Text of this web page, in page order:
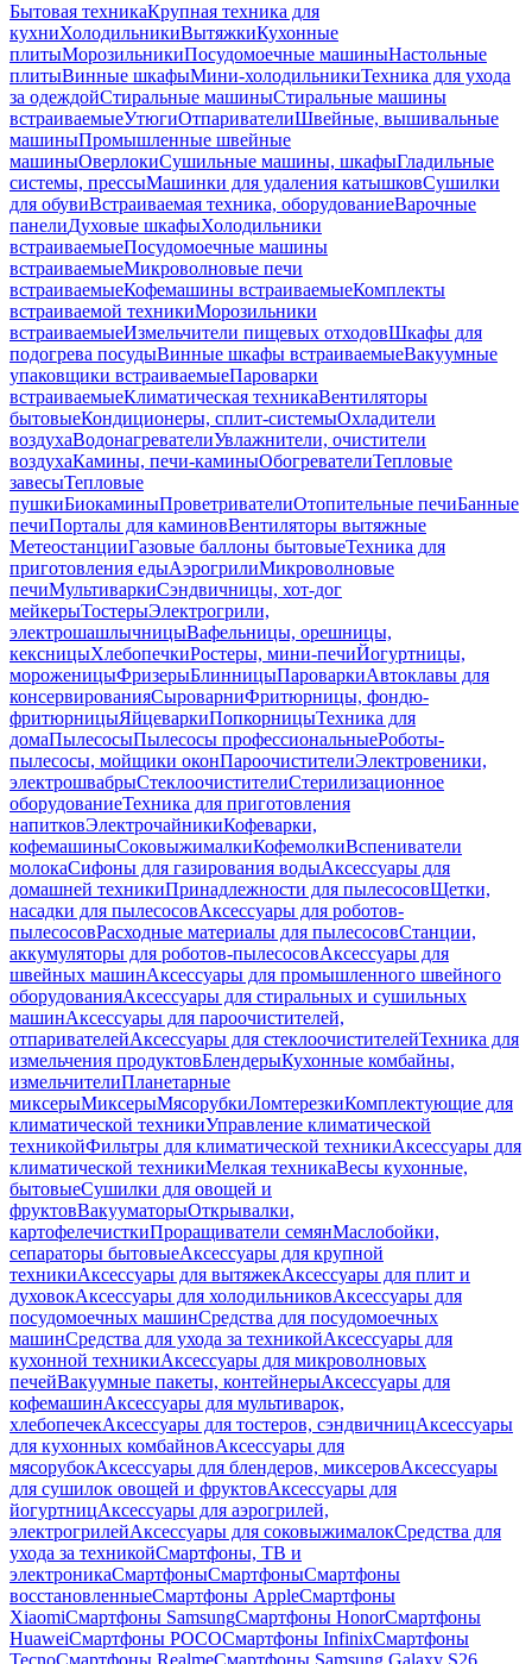
Бытовая техникаКрупная техника для
кухниХолодильникиВытяжкиКухонные
плитыМорозильникиПосудомоечные машиныНастольные
плитыВинные шкафыМини-холодильникиТехника для ухода
за одеждойСтиральные машиныСтиральные машины
встраиваемыеУтюгиОтпаривателиШвейные, вышивальные
машиныПромышленные швейные
машиныОверлокиСушильные машины, шкафыГладильные
системы, прессыМашинки для удаления катышковСушилки
для обувиВстраиваемая техника, оборудованиеВарочные
панелиДуховые шкафыХолодильники
встраиваемыеПосудомоечные машины
встраиваемыеМикроволновые печи
встраиваемыеКофемашины встраиваемыеКомплекты
встраиваемой техникиМорозильники
встраиваемыеИзмельчители пищевых отходовШкафы для
подогрева посудыВинные шкафы встраиваемыеВакуумные
упаковщики встраиваемыеПароварки
встраиваемыеКлиматическая техникаВентиляторы
бытовыеКондиционеры, сплит-системыОхладители
воздухаВодонагревателиУвлажнители, очистители
воздухаКамины, печи-каминыОбогревателиТепловые
завесыТепловые
пушкиБиокаминыПроветривателиОтопительные печиБанные
печиПорталы для каминовВентиляторы вытяжные
МетеостанцииГазовые баллоны бытовыеТехника для
приготовления едыАэрогрилиМикроволновые
печиМультиваркиСэндвичницы, хот-дог
мейкерыТостерыЭлектрогрили,
электрошашлычницыВафельницы, орешницы,
кексницыХлебопечкиРостеры, мини-печиЙогуртницы,
мороженицыФризерыБлинницыПароваркиАвтоклавы для
консервированияСыроварниФритюрницы, фондю-
фритюрницыЯйцеваркиПопкорницыТехника для
домаПылесосыПылесосы профессиональныеРоботы-
пылесосы, мойщики оконПароочистителиЭлектровеники,
электрошвабрыСтеклоочистителиСтерилизационное
оборудованиеТехника для приготовления
напитковЭлектрочайникиКофеварки,
кофемашиныСоковыжималкиКофемолкиВспениватели
молокаСифоны для газирования водыАксессуары для
домашней техникиПринадлежности для пылесосовЩетки,
насадки для пылесосовАксессуары для роботов-
пылесосовРасходные материалы для пылесосовСтанции,
аккумуляторы для роботов-пылесосовАксессуары для
швейных машинАксессуары для промышленного швейного
оборудованияАксессуары для стиральных и сушильных
машинАксессуары для пароочистителей,
отпаривателейАксессуары для стеклоочистителейТехника для
измельчения продуктовБлендерыКухонные комбайны,
измельчителиПланетарные
миксерыМиксерыМясорубкиЛомтерезкиКомплектующие для
климатической техникиУправление климатической
техникойФильтры для климатической техникиАксессуары для
климатической техникиМелкая техникаВесы кухонные,
бытовыеСушилки для овощей и
фруктовВакууматорыОткрывалки,
картофелечисткиПроращиватели семянМаслобойки,
сепараторы бытовыеАксессуары для крупной
техникиАксессуары для вытяжекАксессуары для плит и
духовокАксессуары для холодильниковАксессуары для
посудомоечных машинСредства для посудомоечных
машинСредства для ухода за техникойАксессуары для
кухонной техникиАксессуары для микроволновых
печейВакуумные пакеты, контейнерыАксессуары для
кофемашинАксессуары для мультиварок,
хлебопечекАксессуары для тостеров, сэндвичницАксессуары
для кухонных комбайновАксессуары для
мясорубокАксессуары для блендеров, миксеровАксессуары
для сушилок овощей и фруктовАксессуары для
йогуртницАксессуары для аэрогрилей,
электрогрилейАксессуары для соковыжималокСредства для
ухода за техникойСмартфоны, ТВ и
электроникаСмартфоныСмартфоныСмартфоны
восстановленныеСмартфоны AppleСмартфоны
XiaomiСмартфоны SamsungСмартфоны HonorСмартфоны
HuaweiСмартфоны POCOСмартфоны InfinixСмартфоны
TecnoСмартфоны RealmeСмартфоны Samsung Galaxy S26